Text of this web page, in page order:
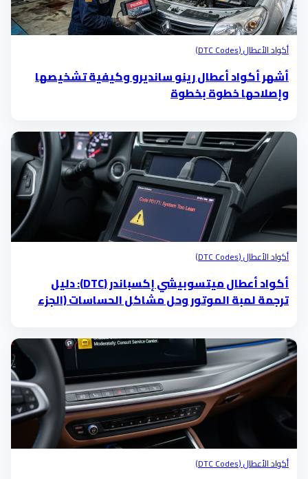
أكواد الأعطال (DTC Codes)
أشهر أكواد أعطال رينو سانديرو وكيفية تشخيصها
وإصلاحها خطوة بخطوة
أكواد الأعطال (DTC Codes)
أكواد أعطال ميتسوبيشي إكسباندر (DTC): دليل
ترجمة لمبة الموتور وحل مشاكل الحساسات (الجزء
أكواد الأعطال (DTC Codes)